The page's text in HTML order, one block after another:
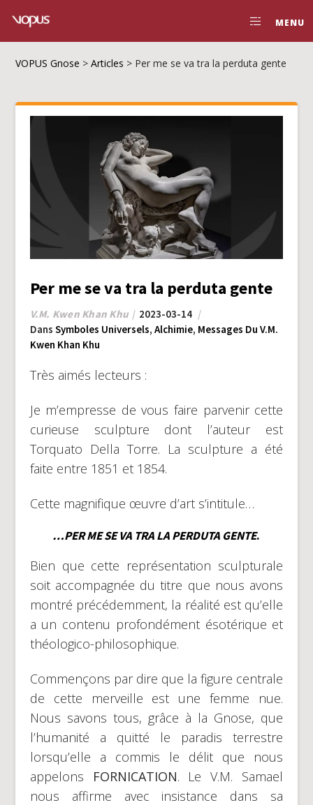
MENU
VOPUS Gnose >Articles > Per me se va tra la perduta gente
Per me se va tra la perduta gente
V.M. Kwen Khan Khu
2023-03-14
Dans Symboles Universels, Alchimie, Messages Du V.M.
Kwen Khan Khu
Très aimés lecteurs :
Je m’empresse de vous faire parvenir cette
curieuse sculpture dont l’auteur est
Torquato Della Torre. La sculpture a été
faite entre 1851 et 1854.
Cette magnifique œuvre d’art s’intitule…
…PER ME SE VA TRA LA PERDUTA GENTE.
Bien que cette représentation sculpturale
soit accompagnée du titre que nous avons
montré précédemment, la réalité est qu’elle
a un contenu profondément ésotérique et
théologico-philosophique.
Commençons par dire que la figure centrale
de cette merveille est une femme nue.
Nous savons tous, grâce à la Gnose, que
l’humanité a quitté le paradis terrestre
lorsqu’elle a commis le délit que nous
appelons
FORNICATION. Le V.M. Samael
nous affirme avec insistance dans sa